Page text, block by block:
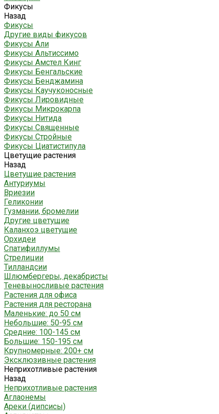
Фикусы
Назад
Фикусы
Другие виды фикусов
Фикусы Али
Фикусы Альтиссимо
Фикусы Амстел Кинг
Фикусы Бенгальские
Фикусы Бенджамина
Фикусы Каучуконосные
Фикусы Лировидные
Фикусы Микрокарпа
Фикусы Нитида
Фикусы Священные
Фикусы Стройные
Фикусы Циатистипула
Цветущие растения
Назад
Цветущие растения
Антуриумы
Вриезии
Геликонии
Гузмании, бромелии
Другие цветущие
Каланхоэ цветущие
Орхидеи
Спатифиллумы
Стрелиции
Тилландсии
Шлюмбергеры, декабристы
Теневыносливые растения
Растения для офиса
Растения для ресторана
Маленькие: до 50 см
Небольшие: 50-95 см
Средние: 100-145 см
Большие: 150-195 см
Крупномерные: 200+ см
Эксклюзивные растения
Неприхотливые растения
Назад
Неприхотливые растения
Аглаонемы
Ареки (дипсисы)